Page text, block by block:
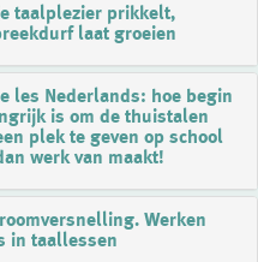
taalplezier prikkelt,
laat groeien
les Nederlands: hoe begin
is om de thuistalen
plek te geven op school
werk van maakt!
Werken
in taallessen